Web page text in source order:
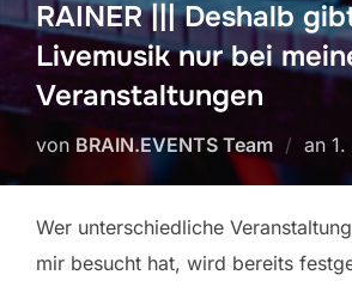
RAINER ||| Deshalb
Livemusik nur bei
Veranstaltungen
von BRAIN.EVENTS Team an
Wer unterschiedliche
mir besucht hat, wird bereits